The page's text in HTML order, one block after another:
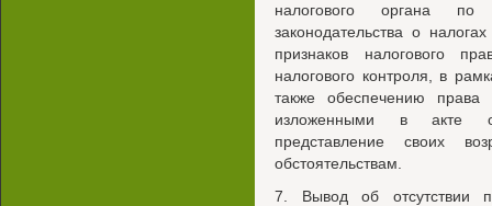
налогового органа
законодательства о
признаков налогового
налогового контроля, в
также обеспечению права
изложенными в акте
представление своих
обстоятельствам.
7. Вывод об отсутствии